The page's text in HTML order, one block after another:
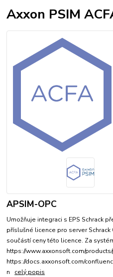
Axxon PSIM
APSIM-OPC
Umožňuje integraci s EPS Schrack
příslušné licence pro server
součástí ceny této licence. Za
https://www.axxonsoft.com/
https://docs.axxonsoft.com/
n celý popis